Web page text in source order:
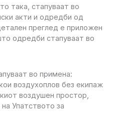
така, стапуваат во
акти и одредби од
преглед е приложен
одредби стапуваат во
во примена:
воздухоплов без екипаж
воздушен простор,
Упатството за